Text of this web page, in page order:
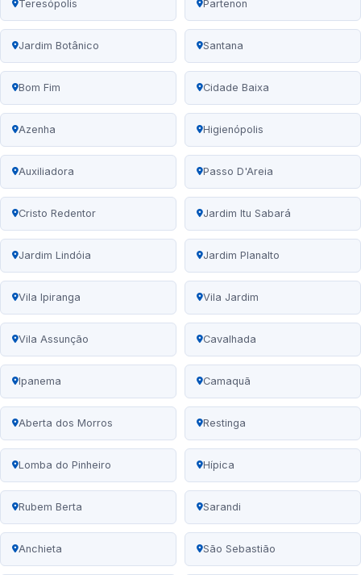
Teresópolis Partenon
Jardim Botânico Santana
Bom Fim Cidade Baixa
Azenha Higienópolis
Auxiliadora Passo D'Areia
Cristo Redentor Jardim Itu Sabará
Jardim Lindóia Jardim Planalto
Vila Ipiranga Vila Jardim
Vila Assunção Cavalhada
Ipanema Camaquã
Aberta dos Morros Restinga
Lomba do Pinheiro Hípica
Rubem Berta Sarandi
Anchieta São Sebastião